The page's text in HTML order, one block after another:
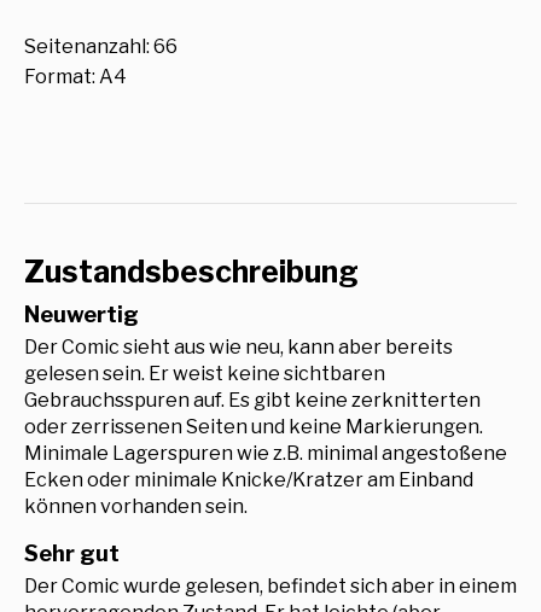
Seitenanzahl: 66
Format: A4
Zustandsbeschreibung
Neuwertig
Der Comic sieht aus wie neu, kann aber bereits
gelesen sein. Er weist keine sichtbaren
Gebrauchsspuren auf. Es gibt keine zerknitterten
oder zerrissenen Seiten und keine Markierungen.
Minimale Lagerspuren wie z.B. minimal angestoßene
Ecken oder minimale Knicke/Kratzer am Einband
können vorhanden sein.
Sehr gut
Der Comic wurde gelesen, befindet sich aber in einem